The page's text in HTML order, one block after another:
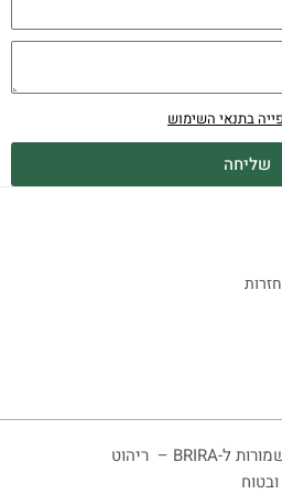
בתנאי השימוש
שליחה
2023© כל הזכויות שמורות ל-BRIRA – ריהוט